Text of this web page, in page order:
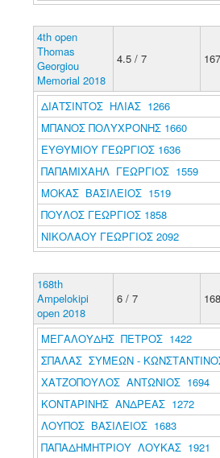
4th open
Thomas
Georgiou
Memorial 2018
4.5 / 7
ΔΙΑΤΣΙΝΤΟΣ ΗΛΙΑΣ 1266
ΜΠΑΝΟΣ ΠΟΛΥΧΡΟΝΗΣ 1660
ΕΥΘΥΜΙΟΥ ΓΕΩΡΓΙΟΣ 1636
ΠΑΠΑΜΙΧΑΗΛ ΓΕΩΡΓΙΟΣ 1559
ΜΟΚΑΣ ΒΑΣΙΛΕΙΟΣ 1519
ΠΟΥΛΟΣ ΓΕΩΡΓΙΟΣ 1858
ΝΙΚΟΛΑΟΥ ΓΕΩΡΓΙΟΣ 2092
168th
Ampelokipi
open 2018
6 / 7
ΜΕΓΑΛΟΥΔΗΣ ΠΕΤΡΟΣ 1422
ΣΠΑΛΑΣ ΣΥΜΕΩΝ -
ΧΑΤΖΟΠΟΥΛΟΣ ΑΝΤΩΝΙΟΣ 1694
ΚΟΝΤΑΡΙΝΗΣ ΑΝΔΡΕΑΣ 1272
ΛΟΥΠΟΣ ΒΑΣΙΛΕΙΟΣ 1683
ΠΑΠΑΔΗΜΗΤΡΙΟΥ ΛΟΥΚΑΣ 1921